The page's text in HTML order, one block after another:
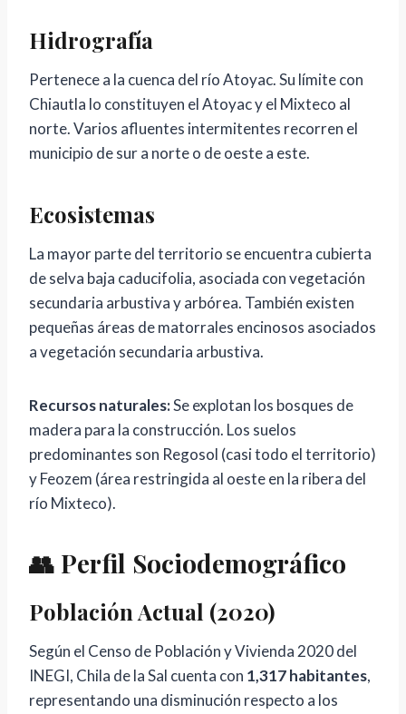
Hidrografía
Pertenece a la cuenca del río Atoyac. Su límite con
Chiautla lo constituyen el Atoyac y el Mixteco al
norte. Varios afluentes intermitentes recorren el
municipio de sur a norte o de oeste a este.
Ecosistemas
La mayor parte del territorio se encuentra cubierta
de selva baja caducifolia, asociada con vegetación
secundaria arbustiva y arbórea. También existen
pequeñas áreas de matorrales encinosos asociados
a vegetación secundaria arbustiva.
Recursos naturales:Se explotan los bosques de
madera para la construcción. Los suelos
predominantes son Regosol (casi todo el territorio)
y Feozem (área restringida al oeste en la ribera del
río Mixteco).
👥 Perfil Sociodemográfico
Población Actual (2020)
Según el Censo de Población y Vivienda 2020 del
INEGI, Chila de la Sal cuenta con 1,317 habitantes,
representando una disminución respecto a los